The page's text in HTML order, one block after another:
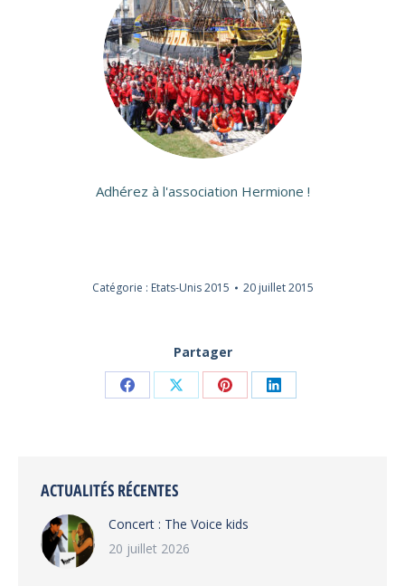
Adhérez à l'association Hermione !
Catégorie : Etats-Unis 2015 20 juillet 2015
Partager
PartagerPartagerPartagerPartager
ACTUALITÉS RÉCENTES
Concert : The Voice kids
20 juillet 2026